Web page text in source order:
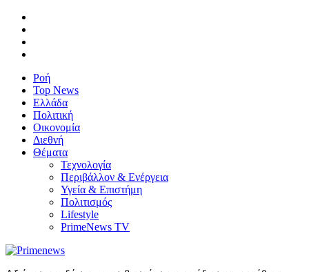
Ροή
Top News
Ελλάδα
Πολιτική
Οικονομία
Διεθνή
Θέματα
Τεχνολογία
Περιβάλλον & Ενέργεια
Υγεία & Επιστήμη
Πολιτισμός
Lifestyle
PrimeNews TV